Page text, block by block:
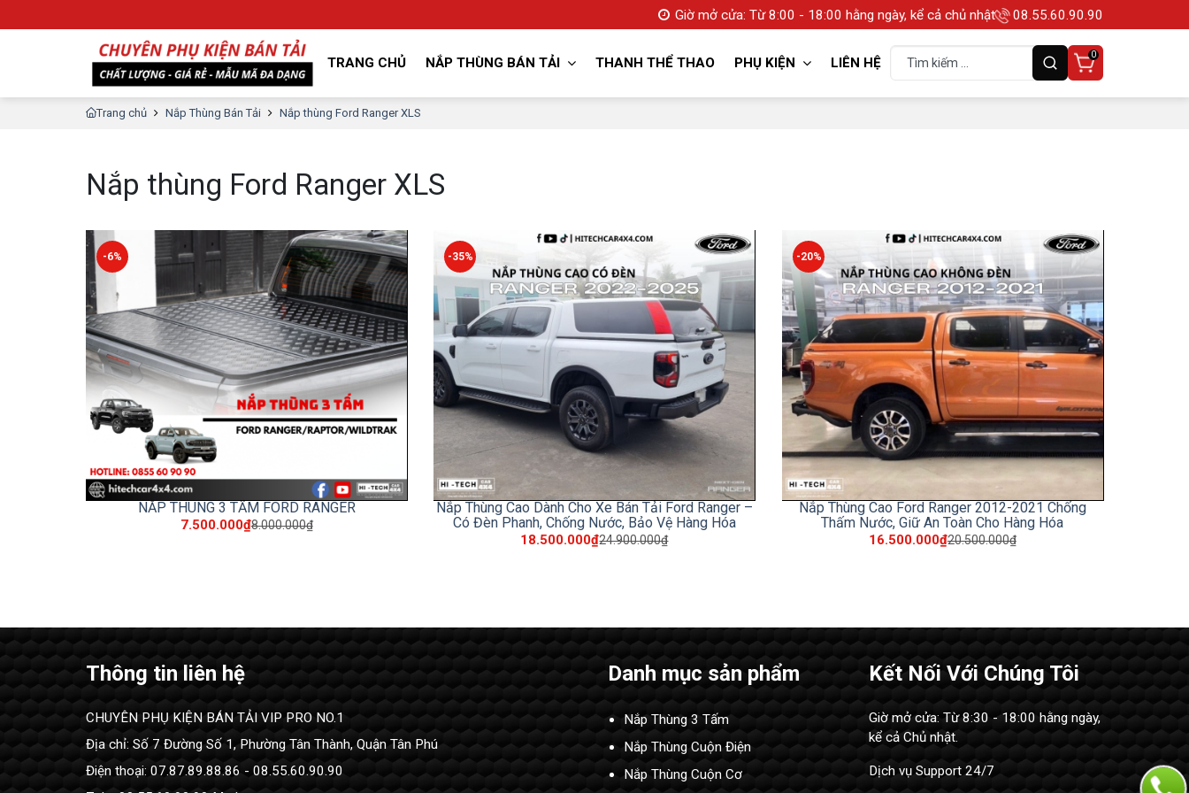
Giờ mở cửa: Từ 8:00 - 18:00 hằng ngày, kể cả chủ nhật 08.55.60.90.90
TRANG CHỦ NẮP THÙNG BÁN TẢI THANH THỂ THAO PHỤ KIỆN LIÊN HỆ
0
Trang chủ Nắp Thùng Bán Tải Nắp thùng Ford Ranger XLS
Nắp thùng Ford Ranger XLS
-6%
NẮP THÙNG 3 TẤM FORD RANGER
7.500.000₫8.000.000₫
-35%
Nắp Thùng Cao Dành Cho Xe Bán Tải Ford Ranger –
Có Đèn Phanh, Chống Nước, Bảo Vệ Hàng Hóa
18.500.000₫24.900.000₫
-20%
Nắp Thùng Cao Ford Ranger 2012-2021 Chống
Thấm Nước, Giữ An Toàn Cho Hàng Hóa
16.500.000₫20.500.000₫
Thông tin liên hệ
CHUYÊN PHỤ KIỆN BÁN TẢI VIP PRO NO.1
Địa chỉ: Số 7 Đường Số 1, Phường Tân Thành, Quận Tân Phú
Điện thoại: 07.87.89.88.86 - 08.55.60.90.90
Danh mục sản phẩm
Nắp Thùng 3 Tấm
Nắp Thùng Cuộn Điện
Nắp Thùng Cuộn Cơ
Kết Nối Với Chúng Tôi
Giờ mở cửa: Từ 8:30 - 18:00 hằng ngày,
kể cả Chủ nhật.
Dịch vụ Support 24/7